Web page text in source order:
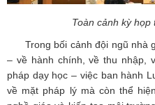
Toàn cảnh kỳ họp
Trong bối cảnh đội ngũ nhà
– về hành chính, về thu nhập,
pháp dạy học – việc ban hành
về mặt pháp lý mà còn thể